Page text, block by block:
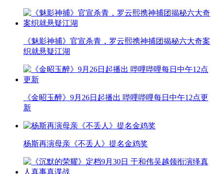
《魅影神捕》官宣杀青，罗云熙携神捕团揭秘六大奇案
织就悬疑江湖
《金昭玉醉》9月26日起播出 哔哩哔哩每日中午12点更
新
杨斯再演母亲《不丢人》提名金鸡奖